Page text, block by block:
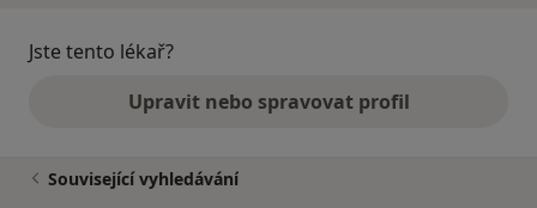
Jste tento lékař?
Upravit nebo spravovat profil
Související vyhledávání